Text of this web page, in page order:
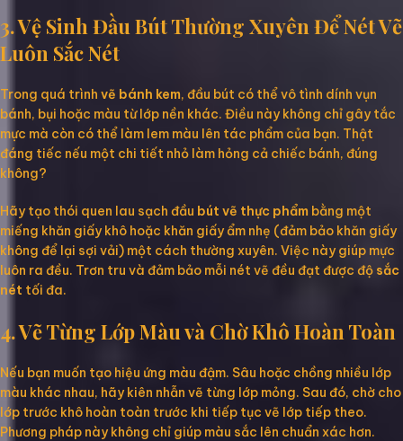
3. Vệ Sinh Đầu Bút Thường Xuyên Để Nét Vẽ
Luôn Sắc Nét
Trong quá trình vẽ bánh kem, đầu bút có thể vô tình dính vụn
bánh, bụi hoặc màu từ lớp nền khác. Điều này không chỉ gây tắc
mực mà còn có thể làm lem màu lên tác phẩm của bạn. Thật
đáng tiếc nếu một chi tiết nhỏ làm hỏng cả chiếc bánh, đúng
không?
Hãy tạo thói quen lau sạch đầu bút vẽ thực phẩm bằng một
miếng khăn giấy khô hoặc khăn giấy ẩm nhẹ (đảm bảo khăn giấy
không để lại sợi vải) một cách thường xuyên. Việc này giúp mực
luôn ra đều. Trơn tru và đảm bảo mỗi nét vẽ đều đạt được độ sắc
nét tối đa.
4. Vẽ Từng Lớp Màu và Chờ Khô Hoàn Toàn
Nếu bạn muốn tạo hiệu ứng màu đậm. Sâu hoặc chồng nhiều lớp
màu khác nhau, hãy kiên nhẫn vẽ từng lớp mỏng. Sau đó, chờ cho
lớp trước khô hoàn toàn trước khi tiếp tục vẽ lớp tiếp theo.
Phương pháp này không chỉ giúp màu sắc lên chuẩn xác hơn.